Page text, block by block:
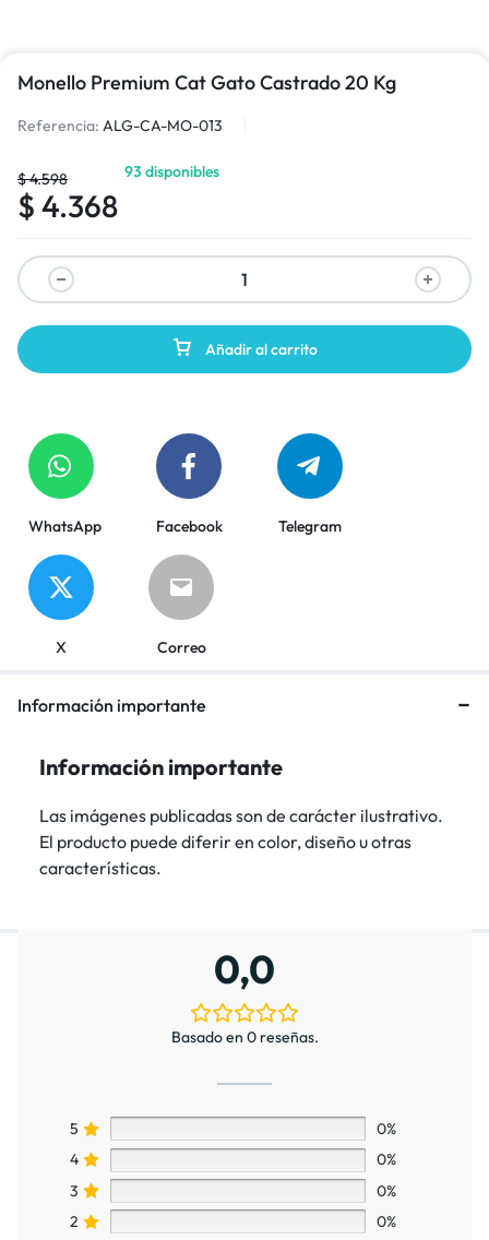
Monello Premium Cat Gato Castrado 20 Kg
Referencia: ALG-CA-MO-013
$4.598
$ 4.368
93 disponibles
Añadir al carrito
WhatsApp Facebook Telegram
X Correo
Información importante
Información importante
Las imágenes publicadas son de carácter ilustrativo.
El producto puede diferir en color, diseño u otras
características.
0,0
Basado en 0 reseñas.
5
0%
4
0%
3
0%
2
0%